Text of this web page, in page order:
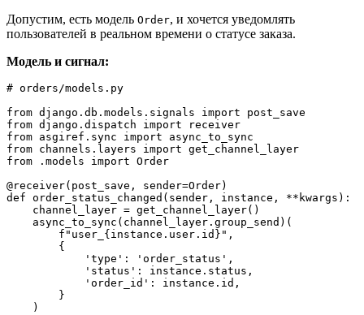
Допустим, есть модель Order, и хочется уведомлять
пользователей в реальном времени о статусе заказа.
Модель и сигнал:
# orders/models.py
from django.db.models.signals import post_save
from django.dispatch import receiver
from asgiref.sync import async_to_sync
from channels.layers import get_channel_layer
from .models import Order
@receiver(post_save, sender=Order)
def order_status_changed(sender, instance, **kwargs):
    channel_layer = get_channel_layer()
    async_to_sync(channel_layer.group_send)(
        f"user_{instance.user.id}",
        {
            'type': 'order_status',
            'status': instance.status,
            'order_id': instance.id,
        }
    )